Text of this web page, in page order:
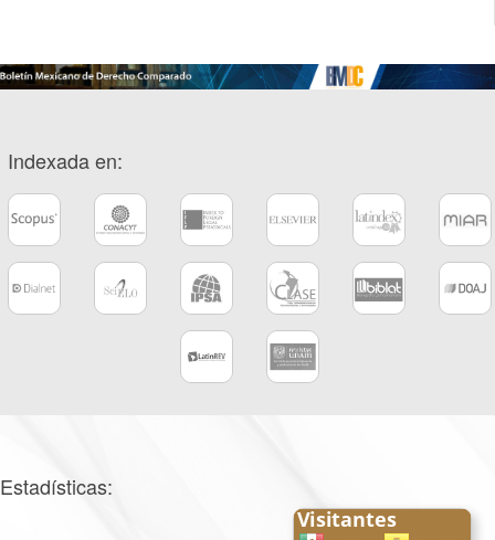
Indexada en:
Estadísticas: